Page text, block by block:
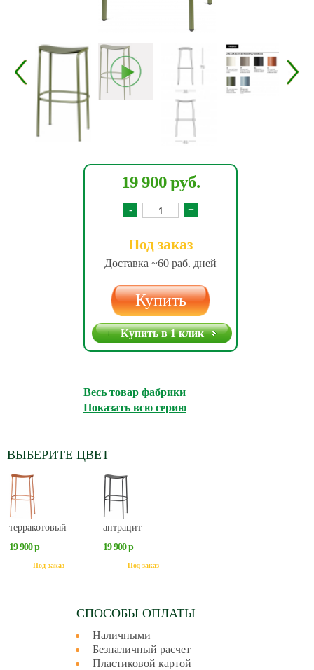
19 900 руб.
- +
Под заказ
Доставка ~60 раб. дней
Купить
Купить в 1 клик
Весь товар фабрики
Показать всю серию
ВЫБЕРИТЕ ЦВЕТ
терракотовый
19 900 р
Под заказ
антрацит
19 900 р
Под заказ
СПОСОБЫ ОПЛАТЫ
Наличными
Безналичный расчет
Пластиковой картой